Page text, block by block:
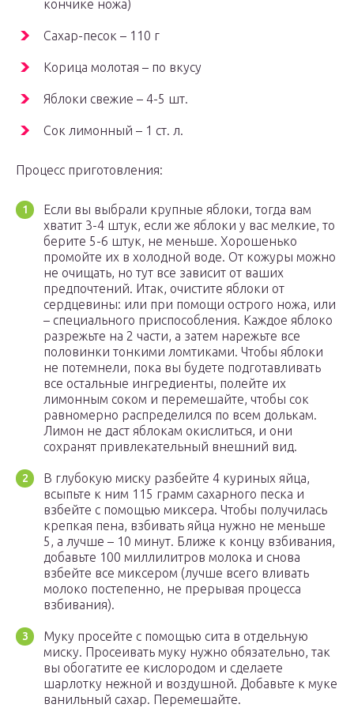
кончике ножа)
Сахар-песок – 110 г
Корица молотая – по вкусу
Яблоки свежие – 4-5 шт.
Сок лимонный – 1 ст. л.
Процесс приготовления:
Если вы выбрали крупные яблоки, тогда вам
хватит 3-4 штук, если же яблоки у вас мелкие, то
берите 5-6 штук, не меньше. Хорошенько
промойте их в холодной воде. От кожуры можно
не очищать, но тут все зависит от ваших
предпочтений. Итак, очистите яблоки от
сердцевины: или при помощи острого ножа, или
– специального приспособления. Каждое яблоко
разрежьте на 2 части, а затем нарежьте все
половинки тонкими ломтиками. Чтобы яблоки
не потемнели, пока вы будете подготавливать
все остальные ингредиенты, полейте их
лимонным соком и перемешайте, чтобы сок
равномерно распределился по всем долькам.
Лимон не даст яблокам окислиться, и они
сохранят привлекательный внешний вид.
В глубокую миску разбейте 4 куриных яйца,
всыпьте к ним 115 грамм сахарного песка и
взбейте с помощью миксера. Чтобы получилась
крепкая пена, взбивать яйца нужно не меньше
5, а лучше – 10 минут. Ближе к концу взбивания,
добавьте 100 миллилитров молока и снова
взбейте все миксером (лучше всего вливать
молоко постепенно, не прерывая процесса
взбивания).
Муку просейте с помощью сита в отдельную
миску. Просеивать муку нужно обязательно, так
вы обогатите ее кислородом и сделаете
шарлотку нежной и воздушной. Добавьте к муке
ванильный сахар. Перемешайте.